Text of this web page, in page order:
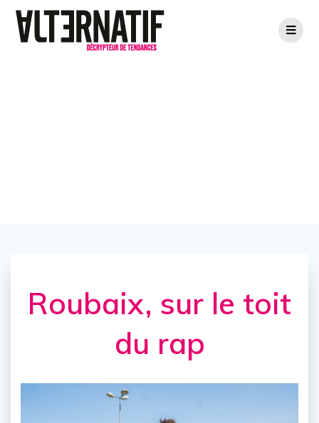
Roubaix, sur le toit
du rap